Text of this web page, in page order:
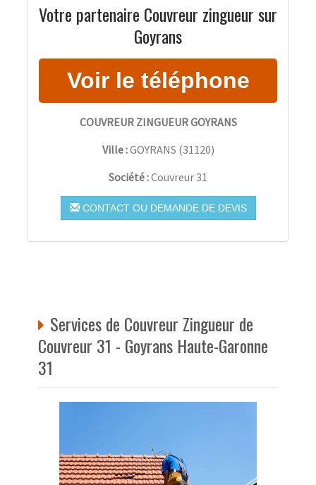
Votre partenaire Couvreur zingueur sur
Goyrans
COUVREUR ZINGUEUR GOYRANS
Ville :GOYRANS (31120)
Société :Couvreur 31
CONTACT OU DEMANDE DE DEVIS
Services de Couvreur Zingueur de
Couvreur 31 - Goyrans Haute-Garonne
31